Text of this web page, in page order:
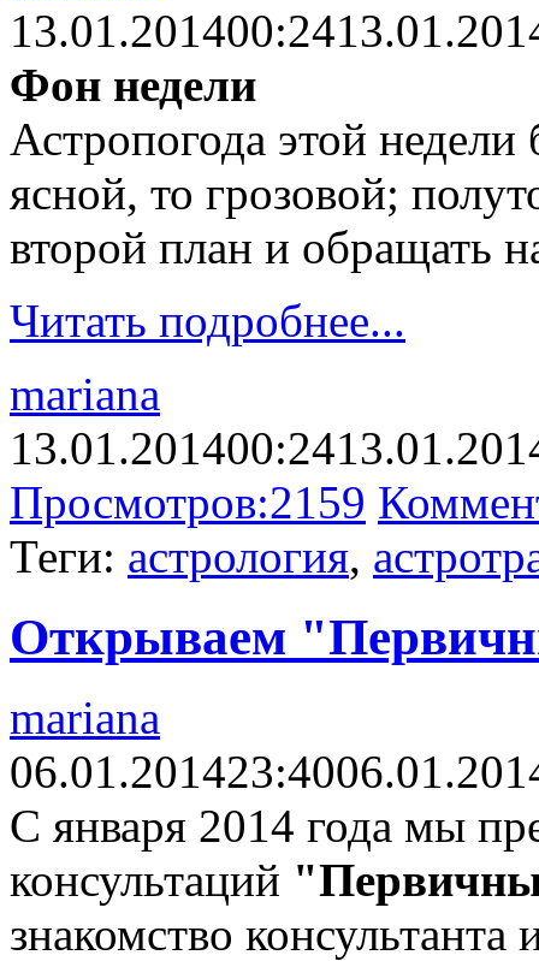
13.01.201400:24
Фон недели
Астропогода этой недели
ясной, то грозовой;
второй план и обращать
Читать подробнее...
mariana
13.01.201400:24
Просмотров:2159
Теги: астрология,
Открываем
mariana
06.01.201423:40
С января 2014 года мы
консультаций
знакомство консультанта